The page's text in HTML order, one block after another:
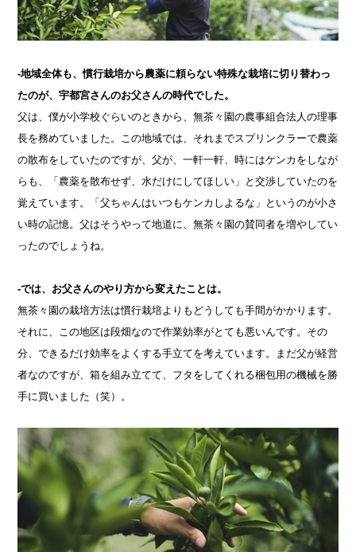
-地域全体も、慣行栽培から農薬に頼らない特殊な栽培に切り替わっ
たのが、宇都宮さんのお父さんの時代でした。
父は、僕が小学校ぐらいのときから、無茶々園の農事組合法人の理事
長を務めていました。この地域では、それまでスプリンクラーで農薬
の散布をしていたのですが、父が、一軒一軒、時にはケンカをしなが
らも、「農薬を散布せず、水だけにしてほしい」と交渉していたのを
覚えています。「父ちゃんはいつもケンカしよるな」というのが小さ
い時の記憶。父はそうやって地道に、無茶々園の賛同者を増やしてい
ったのでしょうね。
-では、お父さんのやり方から変えたことは。
無茶々園の栽培方法は慣行栽培よりもどうしても手間がかかります。
それに、この地区は段畑なので作業効率がとても悪いんです。その
分、できるだけ効率をよくする手立てを考えています。まだ父が経営
者なのですが、箱を組み立てて、フタをしてくれる梱包用の機械を勝
手に買いました（笑）。